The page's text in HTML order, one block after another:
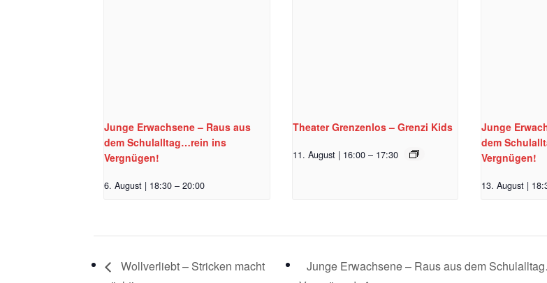
Junge Erwachsene – Raus aus
dem Schulalltag…rein ins
Vergnügen!
6. August | 18:30 – 20:00
Theater Grenzenlos – Grenzi Kids
11. August | 16:00 – 17:30
Junge
dem
Vergnügen!
13. August |
Wollverliebt – Stricken macht
Junge Erwachsene – Raus aus dem